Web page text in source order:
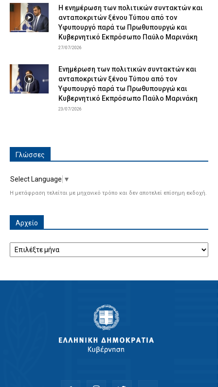
Η ενημέρωση των πολιτικών συντακτών και
ανταποκριτών ξένου Τύπου από τον
Υφυπουργό παρά τω Πρωθυπουργώ και
Κυβερνητικό Εκπρόσωπο Παύλο Μαρινάκη
27/07/2026
Ενημέρωση των πολιτικών συντακτών και
ανταποκριτών ξένου Τύπου από τον
Υφυπουργό παρά τω Πρωθυπουργώ και
Κυβερνητικό Εκπρόσωπο Παύλο Μαρινάκη
23/07/2026
Γλώσσες
Select Language ▼
Η μετάφραση τελείται με μηχανικό τρόπο και δεν αποτελεί επίσημη εκδοχή.
Αρχείο
Αρχείο